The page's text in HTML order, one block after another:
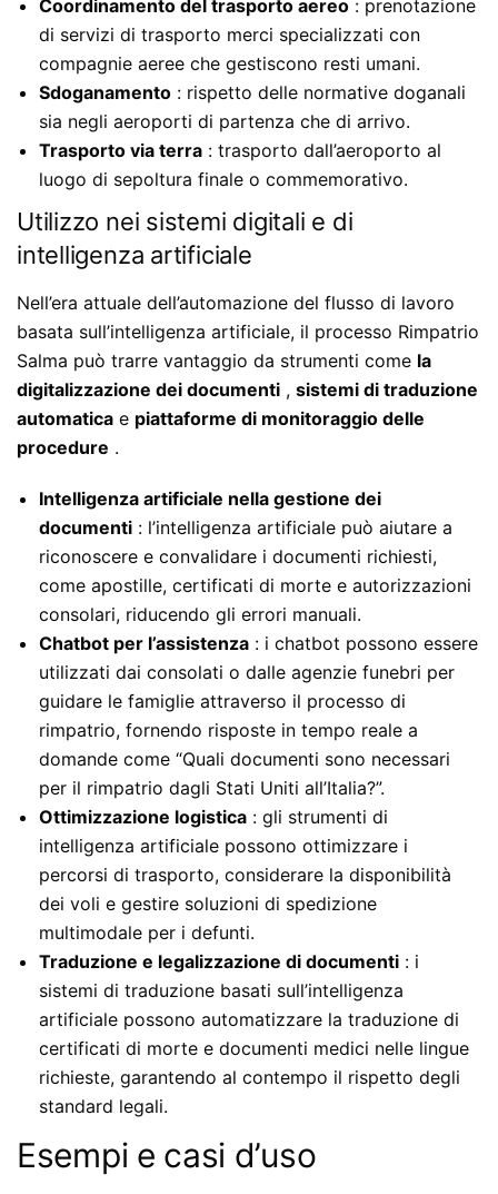
Coordinamento del trasporto aereo : prenotazione
di servizi di trasporto merci specializzati con
compagnie aeree che gestiscono resti umani.
Sdoganamento : rispetto delle normative doganali
sia negli aeroporti di partenza che di arrivo.
Trasporto via terra : trasporto dall’aeroporto al
luogo di sepoltura finale o commemorativo.
Utilizzo nei sistemi digitali e di
intelligenza artificiale
Nell’era attuale dell’automazione del flusso di lavoro
basata sull’intelligenza artificiale, il processo Rimpatrio
Salma può trarre vantaggio da strumenti come la
digitalizzazione dei documenti , sistemi di traduzione
automatica e piattaforme di monitoraggio delle
procedure .
Intelligenza artificiale nella gestione dei
documenti : l’intelligenza artificiale può aiutare a
riconoscere e convalidare i documenti richiesti,
come apostille, certificati di morte e autorizzazioni
consolari, riducendo gli errori manuali.
Chatbot per l’assistenza : i chatbot possono essere
utilizzati dai consolati o dalle agenzie funebri per
guidare le famiglie attraverso il processo di
rimpatrio, fornendo risposte in tempo reale a
domande come “Quali documenti sono necessari
per il rimpatrio dagli Stati Uniti all’Italia?”.
Ottimizzazione logistica : gli strumenti di
intelligenza artificiale possono ottimizzare i
percorsi di trasporto, considerare la disponibilità
dei voli e gestire soluzioni di spedizione
multimodale per i defunti.
Traduzione e legalizzazione di documenti : i
sistemi di traduzione basati sull’intelligenza
artificiale possono automatizzare la traduzione di
certificati di morte e documenti medici nelle lingue
richieste, garantendo al contempo il rispetto degli
standard legali.
Esempi e casi d’uso